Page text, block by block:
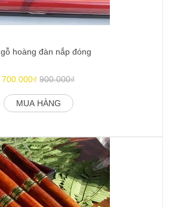
hoàng đàn nắp đóng
700.000₫ 900.000₫
MUA HÀNG